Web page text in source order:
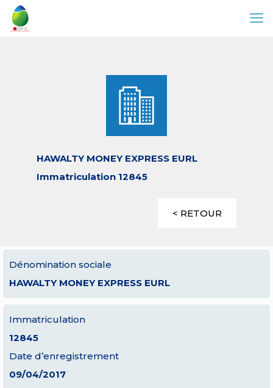
HAWALTY MONEY EXPRESS EURL
Immatriculation 12845
< RETOUR
Dénomination sociale
HAWALTY MONEY EXPRESS EURL
Immatriculation
12845
Date d’enregistrement
09/04/2017